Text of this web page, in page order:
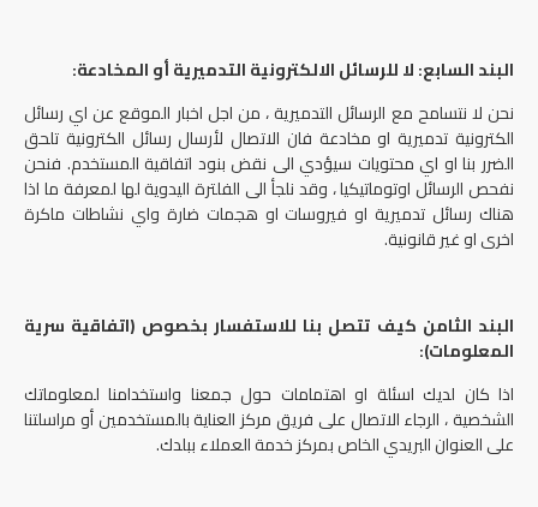
البند السابع: لا للرسائل الالكترونية التدميرية أو المخادعة:
نحن لا نتسامح مع الرسائل التدميرية ، من اجل اخبار الموقع عن اي رسائل
الكترونية تدميرية او مخادعة فان الاتصال لأرسال رسائل الكترونية تلحق
الضرر بنا او اي محتويات سيؤدي الى نقض بنود اتفاقية المستخدم. فنحن
نفحص الرسائل اوتوماتيكيا ، وقد نلجأ الى الفلترة اليدوية لها لمعرفة ما اذا
هناك رسائل تدميرية او فيروسات او هجمات ضارة واي نشاطات ماكرة
اخرى او غير قانونية.
البند الثامن كيف تتصل بنا للاستفسار بخصوص (اتفاقية سرية
المعلومات):
اذا كان لديك اسئلة او اهتمامات حول جمعنا واستخدامنا لمعلوماتك
الشخصية ، الرجاء الاتصال على فريق مركز العناية بالمستخدمين أو مراسلتنا
على العنوان البريدي الخاص بمركز خدمة العملاء ببلدك.